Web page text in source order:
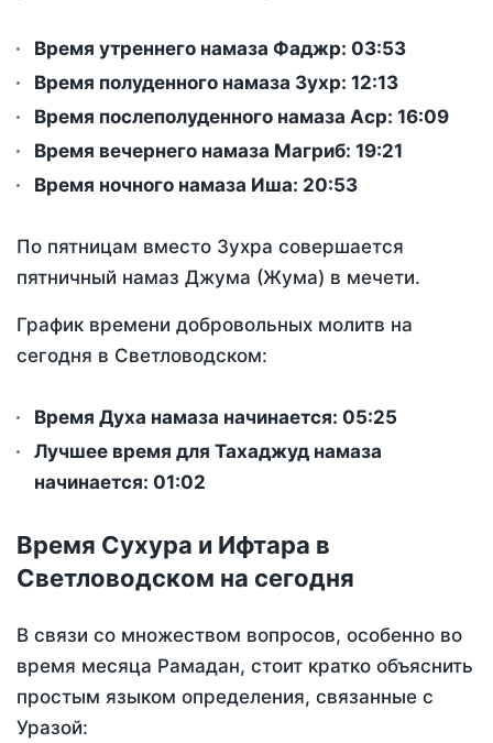
Время утреннего намаза Фаджр: 03:53
Время полуденного намаза Зухр: 12:13
Время послеполуденного намаза Аср: 16:09
Время вечернего намаза Магриб: 19:21
Время ночного намаза Иша: 20:53
По пятницам вместо Зухра совершается
пятничный намаз Джума (Жума) в мечети.
График времени добровольных молитв на
сегодня в Светловодском:
Время Духа намаза начинается: 05:25
Лучшее время для Тахаджуд намаза
начинается: 01:02
Время Сухура и Ифтара в
Светловодском на сегодня
В связи со множеством вопросов, особенно во
время месяца Рамадан, стоит кратко объяснить
простым языком определения, связанные с
Уразой: